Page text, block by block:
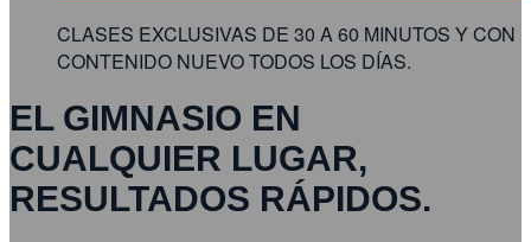
CLASES EXCLUSIVAS DE 30 A 60 MINUTOS Y CON
CONTENIDO NUEVO TODOS LOS DÍAS.
EL GIMNASIO EN
CUALQUIER LUGAR,
RESULTADOS RÁPIDOS.